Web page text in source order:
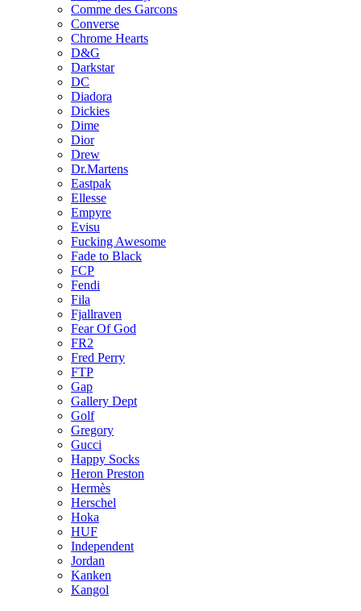
Comme des Garcons
Converse
Chrome Hearts
D&G
Darkstar
DC
Diadora
Dickies
Dime
Dior
Drew
Dr.Martens
Eastpak
Ellesse
Empyre
Evisu
Fucking Awesome
Fade to Black
FCP
Fendi
Fila
Fjallraven
Fear Of God
FR2
Fred Perry
FTP
Gap
Gallery Dept
Golf
Gregory
Gucci
Happy Socks
Heron Preston
Hermès
Hersсhel
Hoka
HUF
Independent
Jordan
Kanken
Kangol